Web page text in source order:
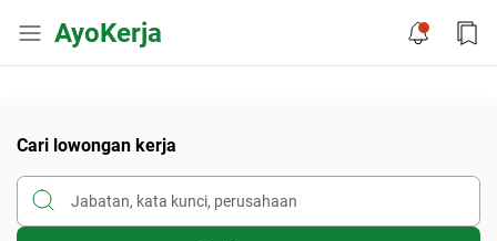
AyoKerja
Cari lowongan kerja